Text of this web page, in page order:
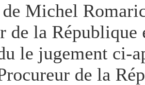
de Michel
de la
le jugement ci-
de la